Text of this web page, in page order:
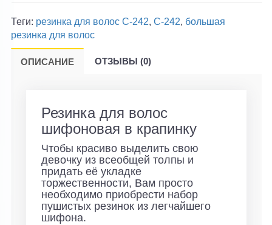
Теги: резинка для волос C-242, C-242, большая
резинка для волос
ОПИСАНИЕ ОТЗЫВЫ (0)
Резинка для волос
шифоновая в крапинку
Чтобы красиво выделить свою
девочку из всеобщей толпы и
придать её укладке
торжественности, Вам просто
необходимо приобрести набор
пушистых резинок из легчайшего
шифона.